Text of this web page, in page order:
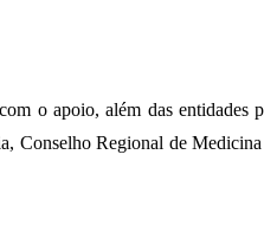
o apoio, além das entidades
Regional de